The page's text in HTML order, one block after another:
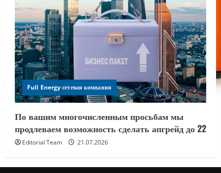
Full Energy сетевая компания
По вашим многочисленным просьбам мы
продлеваем возможность сделать апгрейд до 22
Editorial Team 21.07.2026